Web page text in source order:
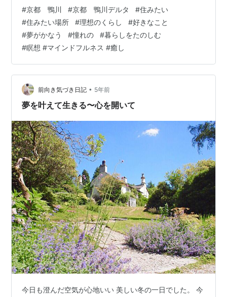
の方はこちらをご覧ください(^ ^) 「プロフィールとブロ
グの紹介 - 人生で一度くらい」 ＊ 今日はメインブログの
方でも書きましたが、 住みたい街で暮らすことを始めて
ちょうど一年が経ちました！ 京都暮らしも7ヶ月になり
ます♪ まさかこんなに長く和歌山を離れるなんて 本当に
思…
#京都 鴨川 #京都 鴨川デルタ #住みたい
#住みたい場所 #理想のくらし #好きなこと
#夢がかなう #憧れの #暮らしをたのしむ
#瞑想 #マインドフルネス #癒し
前向き気づき日記 • 5年前
夢を叶えて生きる〜心を開いて
今日も澄んだ空気が心地いい 美しい冬の一日でした。 今